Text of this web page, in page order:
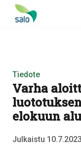
Tiedote
Varha
elokuun
Julkaistu